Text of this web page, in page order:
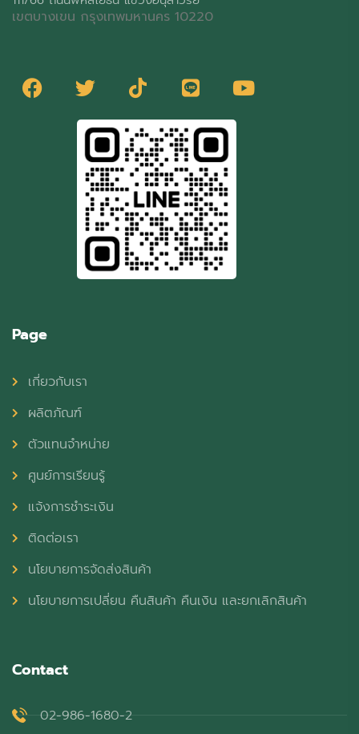
เขตบางเขน กรุงเทพมหานคร 10220
Page
เกี่ยวกับเรา
ผลิตภัณฑ์
ตัวแทนจำหน่าย
ศูนย์การเรียนรู้
แจ้งการชำระเงิน
ติดต่อเรา
นโยบายการจัดส่งสินค้า
นโยบายการเปลี่ยน คืนสินค้า คืนเงิน และยกเลิกสินค้า
Contact
02-986-1680-2